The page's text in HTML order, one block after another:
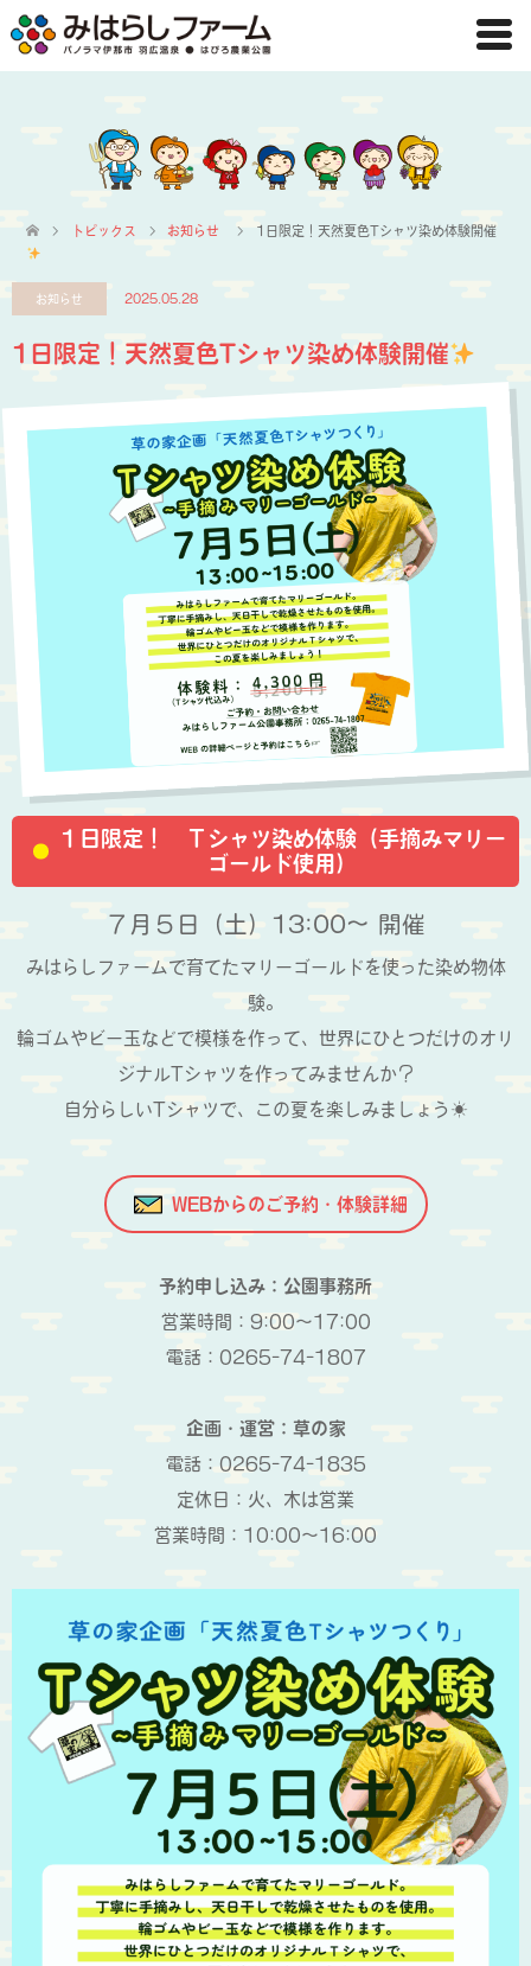
トピックス お知らせ 1日限定！天然夏色Tシャツ染め体験開催
お知らせ 2025.05.28
1日限定！天然夏色Tシャツ染め体験開催
１日限定！ Ｔシャツ染め体験（手摘みマリー
ゴールド使用）
７月５日 （土）13:00～ 開催
みはらしファームで育てたマリーゴールドを使った染め物体
験。
輪ゴムやビー玉などで模様を作って、世界にひとつだけのオリ
ジナルTシャツを作ってみませんか？
自分らしいTシャツで、この夏を楽しみましょう☀
WEBからのご予約・体験詳細
予約申し込み：公園事務所
営業時間：9:00～17:00
電話：0265-74-1807
企画・運営：草の家
電話：0265-74-1835
定休日：火、木は営業
営業時間：10:00～16:00